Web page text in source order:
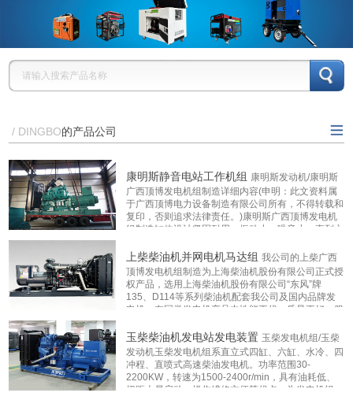
的产品公司
/ DINGBO
康明斯广西顶博发电机
组制造 制造 制造
无锡斯坦福发电机型号
移动拖车发电机组 静音发电机组 英格发电机型号
ENGGA
众智控制器 深海控制器 广西顶博发电机组制
造:顶博云平台管理系统
康明斯静音电站工作机组 康明斯发动机/康明斯
广西顶博发电机组制造详细内容(申明：此文资料属
于广西顶博电力设备制造有限公司所有，不得转载和
复印，否则追求法律责任。)康明斯广西顶博发电机
组制造缸体设计坚固耐用，振动小，噪音小；直列六
修方便；两缸4气门，进气充...更多
上柴柴油机并网电机马达组我公司的上柴广西
顶博发电机组制造为上海柴油机股份有限公司正式授
权产品，选用上海柴油机股份有限公司“东风”牌
135、D114等系列柴油机配套我公司及国内品牌发
电机，在同类发电机产品中性能更优，质量更好，服
上柴授权O...更多
玉柴柴油机发电站发电装置 玉柴发电机组/玉柴
发动机玉柴发电机组系直立式四缸、六缸、水冷、四
冲程、直喷式高速柴油发电机。功率范围30-
2200KW，转速为1500-2400r/min，具有油耗低、
扭距大易启动、操作维修方便等优点。为发电机组、